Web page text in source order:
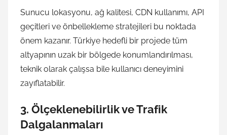
Sunucu lokasyonu, ağ kalitesi, CDN kullanımı, API
geçitleri ve önbellekleme stratejileri bu noktada
önem kazanır. Türkiye hedefli bir projede tüm
altyapının uzak bir bölgede konumlandırılması,
teknik olarak çalışsa bile kullanıcı deneyimini
zayıflatabilir.
3. Ölçeklenebilirlik ve Trafik
Dalgalanmaları